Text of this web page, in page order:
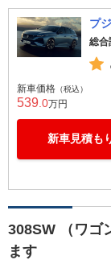
プ
総合
新車価格 （税込）
539 .0万円
新車見積も
308SW （ワゴ
ます